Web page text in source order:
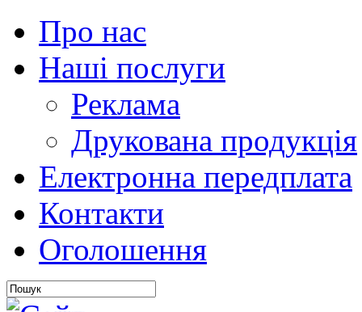
Про нас
Наші послуги
Реклама
Друкована продукція
Електронна передплата
Контакти
Оголошення